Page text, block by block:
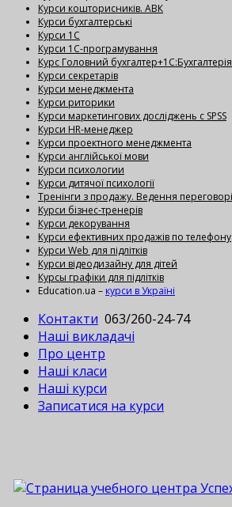
Курси кошторисників. АВК
Курси бухгалтерські
Курси 1С
Курси 1С-програмування
Курс Головний бухгалтер+1С:Бухгалтерія
Курси секретарів
Курси менеджмента
Курси риторики
Курси маркетингових досліджень с SPSS
Курси HR-менеджер
Курси проектного менеджмента
Курси англійської мови
Курси психологии
Курси дитячої психології
Тренінги з продажу. Ведення
Курси бізнес-тренерів
Курси декорування
Курси ефективних продажів по телефону
Курси Web для підлітків
Курси відеодизайну для дітей
Курсы графіки для підлітків
Education.ua – курси в Україні
Контакти 063/260-24-74
Наші викладачі
Про центр
Наші класи
Наші курси
Записатися на курси